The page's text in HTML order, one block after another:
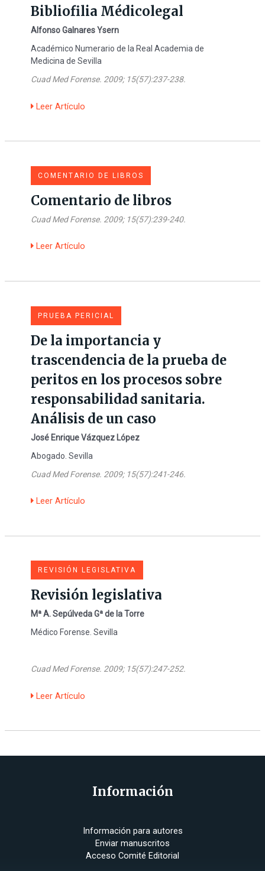
Bibliofilia Médicolegal
Alfonso Galnares Ysern
Académico Numerario de la Real Academia de
Medicina de Sevilla
Cuad Med Forense. 2009; 15(57):237-238.
Leer Artículo
COMENTARIO DE LIBROS
Comentario de libros
Cuad Med Forense. 2009; 15(57):239-240.
Leer Artículo
PRUEBA PERICIAL
De la importancia y
trascendencia de la prueba de
peritos en los procesos sobre
responsabilidad sanitaria.
Análisis de un caso
José Enrique Vázquez López
Abogado. Sevilla
Cuad Med Forense. 2009; 15(57):241-246.
Leer Artículo
REVISIÓN LEGISLATIVA
Revisión legislativa
Mª A. Sepúlveda Gª de la Torre
Médico Forense. Sevilla
Cuad Med Forense. 2009; 15(57):247-252.
Leer Artículo
Información
Información para autores
Enviar manuscritos
Acceso Comité Editorial